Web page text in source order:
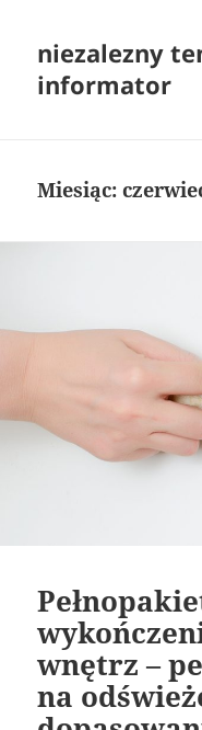
niezalezny
informator
Miesiąc:
wnętrz –
na